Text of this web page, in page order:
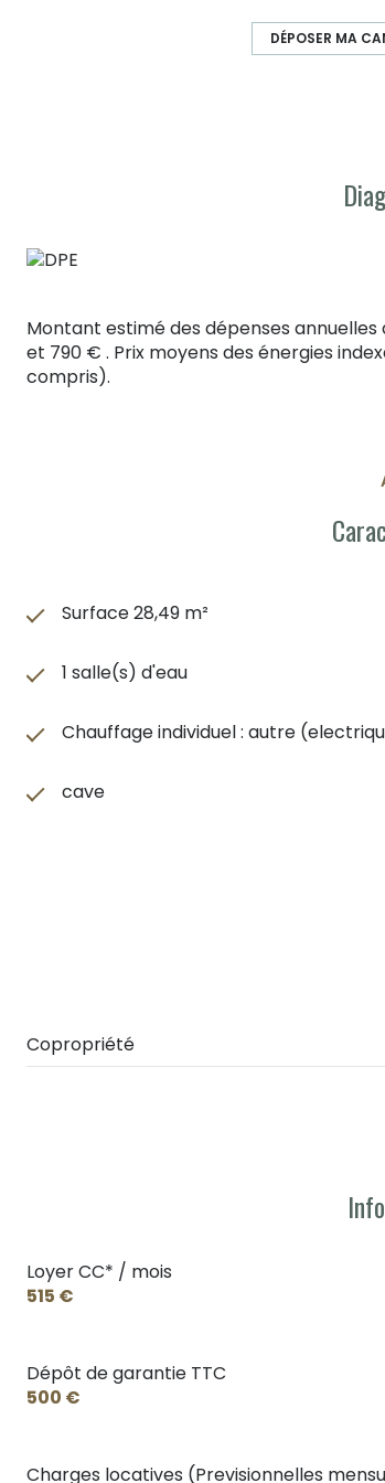
DÉPOSER MA
Montant estimé des dépenses
et 790 € . Prix moyens des énergies
compris).
Surface 28,49 m²
1 salle(s) d'eau
Chauffage individuel : autre
cave
Copropriété
Loyer CC* / mois
515 €
Dépôt de garantie TTC
500 €
Charges locatives (Previsionnelles